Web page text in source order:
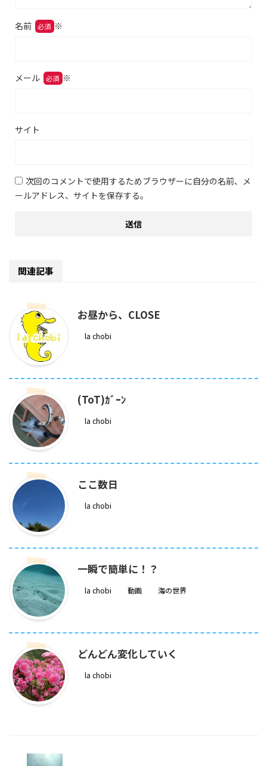
名前 ※
メール ※
サイト
次回のコメントで使用するためブラウザーに自分の名前、メ
ールアドレス、サイトを保存する。
関連記事
お昼から、CLOSE
la chobi
(ToT)ｶﾞｰﾝ
la chobi
ここ数日
la chobi
一瞬で簡単に！？
la chobi 動画 海の世界
どんどん変化していく
la chobi